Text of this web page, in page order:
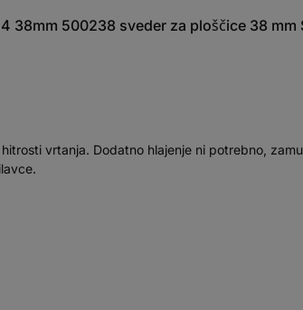
500238 sveder za ploščice 38 mm
vrtanja. Dodatno hlajenje ni potrebno,